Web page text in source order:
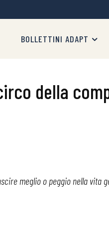
BOLLETTINI ADAPT
della
meglio o peggio nella vita